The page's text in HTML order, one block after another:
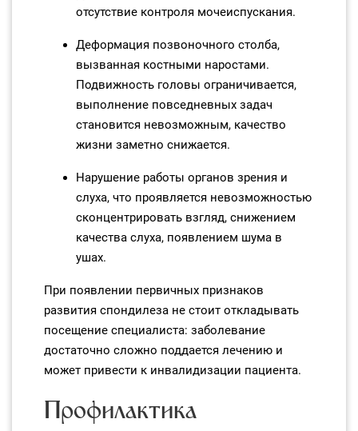
отсутствие контроля мочеиспускания.
Деформация позвоночного столба,
вызванная костными наростами.
Подвижность головы ограничивается,
выполнение повседневных задач
становится невозможным, качество
жизни заметно снижается.
Нарушение работы органов зрения и
слуха, что проявляется невозможностью
сконцентрировать взгляд, снижением
качества слуха, появлением шума в
ушах.
При появлении первичных признаков
развития спондилеза не стоит откладывать
посещение специалиста: заболевание
достаточно сложно поддается лечению и
может привести к инвалидизации пациента.
Профилактика